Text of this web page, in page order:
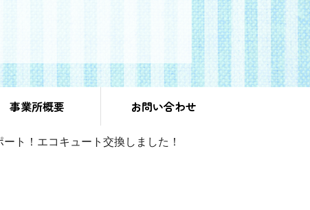
事業所概要 お問い合わせ
ト！エコキュート交換しました！